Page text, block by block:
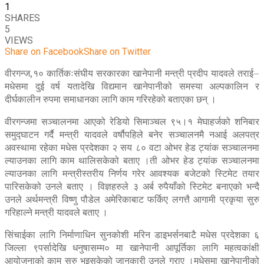
1
SHARES
5
VIEWS
Share on FacebookShare on Twitter
वीरगन्ज,१० कार्तिकःसंघीय सरकारका खानेपानी मन्त्री प्रदीप यादवले तराई–
मधेसमा दुई वर्ष यतादेखि विद्यमान खानेपानीको समस्या अल्पकालिन र
दीर्घकालीन रुपमा समाधानका लागि काम गरिरहेको बताएका छन् ।
वीरगन्जमा सञ्चालनमा आएको रेडियो सिमाञ्चल ९५।१ मेघाहर्जको शनिबार
समुद्घाटन गर्दै मन्त्री यादवले वर्षौपहिले बनेर सञ्चालनमै नआई अलपत्र
अवस्थामा रहेका मधेस प्रदेशका २ सय ८० वटा ओभर हेड ट्यांक सञ्चालनमा
ल्याउनका लागि काम थालिसकेको बताए ।ती ओभर हेड ट्यांक सञ्चालनमा
ल्याउनका लागि मन्त्रीस्तरीय निर्णय गरेर आवश्यक बजेटको स्टिमेट तयार
पारिसकेको उनले बताए । विज्ञहरुले ३ अर्ब रुपैयाँको स्टिमेट बनाएको भन्दै
उनले अर्थमन्त्री विष्णु पौडेल अमेरिकाबाट फर्किए लगत्तै आगामी प्रकृया सुरु
गरिहाल्ने मन्त्री यादवले बताए ।
सिंचाईका लागि निर्माणाधिन सुनकोशी मरिन डाइभर्सनबाटै मधेस प्रदेशका ६
जिल्ला ९पर्सादेखि धनुषासम्म० मा खानेपानी आपूर्तिका लागि महत्वकांक्षी
आयोजनाको काम सुरु भइसकेको जानकारी उनले गराए ।मधेसमा खानेपानीको